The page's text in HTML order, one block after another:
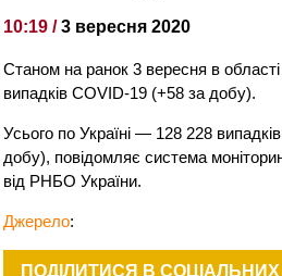
10:19 /3 вересня 2020
Станом на ранок 3 вересня в
випадків COVID-19 (+58 за добу).
Усього по Україні — 128 228
добу), повідомляє система
від РНБО України.
Джерело:
ПОДІЛИТИСЯ В